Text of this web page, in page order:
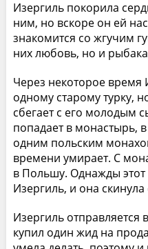
Изергиль покорила
ним, но вскоре он ей
знакомится со жгучим
них любовь, но и
Через некоторое время
одному старому турку,
сбегает с его молодым
попадает в монастырь,
одним польским
времени умирает. С
в Польшу. Однажды
Изергиль, и она скинула
Изергиль
купил один жид на